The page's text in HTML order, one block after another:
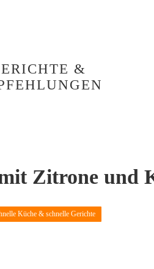
&
Zitrone und
Küche & schnelle Gerichte